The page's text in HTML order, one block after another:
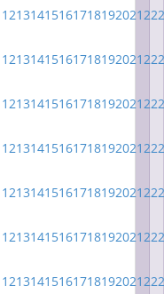
1213141516171819202122
1213141516171819202122
1213141516171819202122
1213141516171819202122
1213141516171819202122
1213141516171819202122
1213141516171819202122